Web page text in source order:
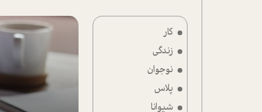
کار
زندگی
نوجوان
پلاس
شیوانا